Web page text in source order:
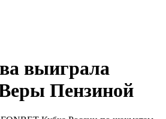
выиграла
Пензиной